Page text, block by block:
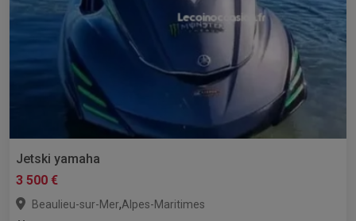
Jetski yamaha
3 500 €
Beaulieu-sur-Mer,Alpes-Maritimes